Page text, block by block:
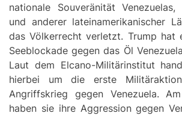
nationale Souveränität Venezuelas,
und anderer lateinamerikanischer
das Völkerrecht verletzt. Trump hat
Seeblockade gegen das Öl
Laut dem Elcano-Militärinstitut
hierbei um die erste
Angriffskrieg gegen Venezuela.
haben sie ihre Aggression gegen